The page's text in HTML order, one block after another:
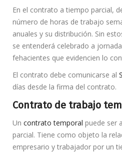
En el contrato a tiempo parcial,
número de horas de trabajo
anuales y su distribución. Sin
se entenderá celebrado a
fehacientes que evidencien lo
El contrato debe comunicarse al
días desde la firma del contrato.
Contrato de trabajo
Un contrato temporal puede ser
parcial. Tiene como objeto la
empresario y trabajador por un